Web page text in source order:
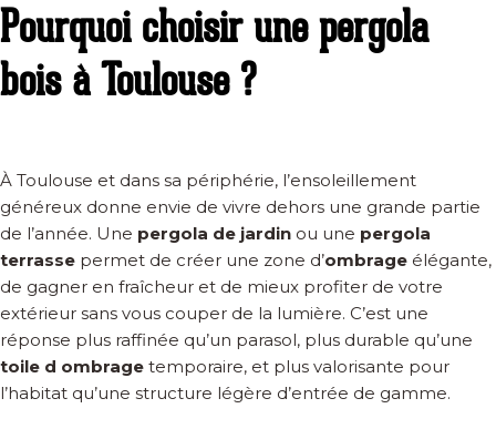
Pourquoi choisir une pergola
bois à Toulouse ?
À Toulouse et dans sa périphérie, l’ensoleillement
généreux donne envie de vivre dehors une grande partie
de l’année. Une pergola de jardinou une pergola
terrassepermet de créer une zone d’ombrageélégante,
de gagner en fraîcheur et de mieux profiter de votre
extérieur sans vous couper de la lumière. C’est une
réponse plus raffinée qu’un parasol, plus durable qu’une
toile d ombragetemporaire, et plus valorisante pour
l’habitat qu’une structure légère d’entrée de gamme.